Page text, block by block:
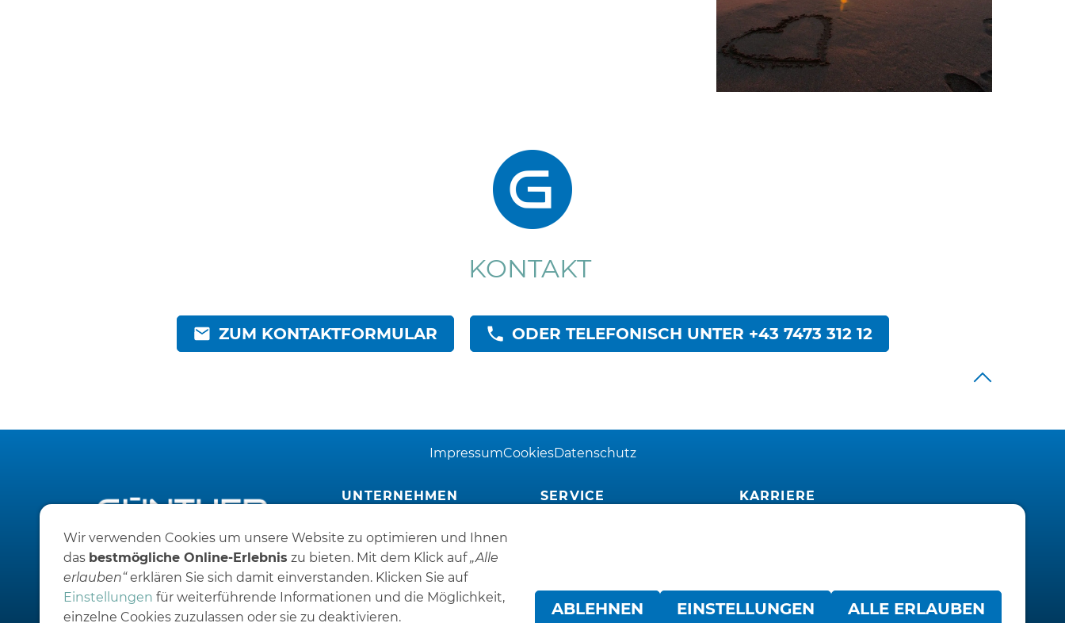
KONTAKT
ZUM KONTAKTFORMULAR ODER TELEFONISCH UNTER +43 7473 312 12
ImpressumCookiesDatenschutz
UNTERNEHMEN
Firmengebäude
Aktuell
Firmengeschichte
Geschäftspartner
SERVICE
KARRIERE
Wir verwenden Cookies um unsere Website zu optimieren und Ihnen
das bestmögliche Online-Erlebnis zu bieten. Mit dem Klick auf„Alle
erlauben“erklären Sie sich damit einverstanden. Klicken Sie auf
Einstellungen für weiterführende Informationen und die Möglichkeit,
einzelne Cookies zuzulassen oder sie zu deaktivieren.
ABLEHNEN EINSTELLUNGEN ALLE ERLAUBEN